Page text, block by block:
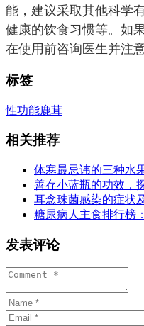
能，建议采取其他科学
健康的饮食习惯等。如
在使用前咨询医生并注意
标签
性功能鹿茸
相关推荐
体寒最忌讳的三种水
善存小蓝瓶的功效，
耳念珠菌感染的症状
糖尿病人主食排行榜
发表评论